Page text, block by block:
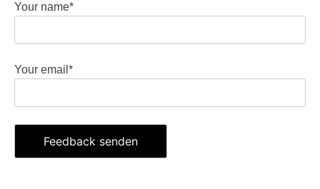
Your name*
Your email*